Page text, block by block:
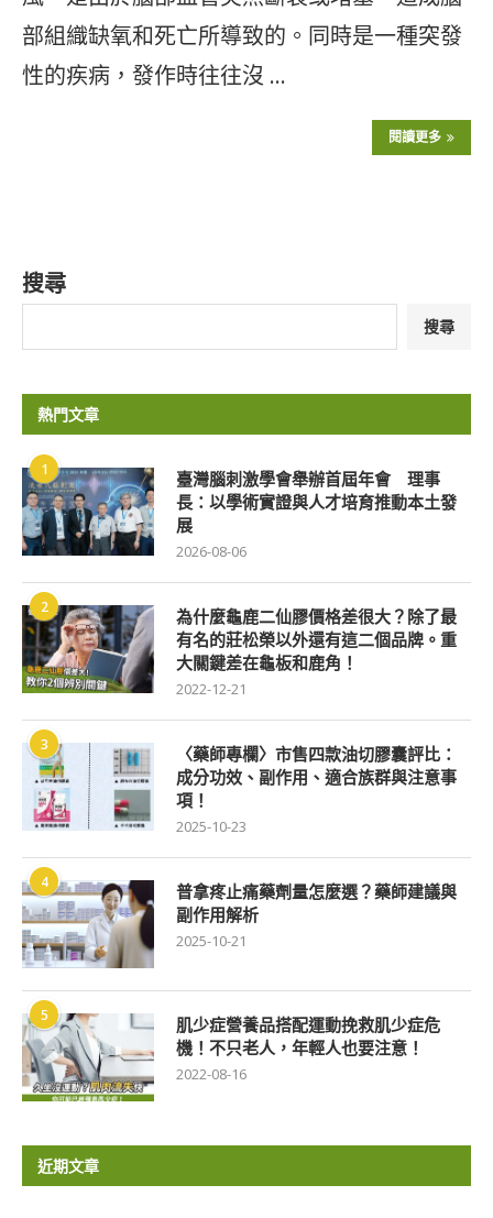
部組織缺氧和死亡所導致的。同時是一種突發
性的疾病，發作時往往沒 …
閱讀更多
搜尋
搜尋
熱門文章
1
臺灣腦刺激學會舉辦首屆年會 理事
長：以學術實證與人才培育推動本土發
展
2026-08-06
2
為什麼龜鹿二仙膠價格差很大？除了最
有名的莊松榮以外還有這二個品牌。重
大關鍵差在龜板和鹿角！
2022-12-21
3
〈藥師專欄〉市售四款油切膠囊評比：
成分功效、副作用、適合族群與注意事
項！
2025-10-23
4
普拿疼止痛藥劑量怎麼選？藥師建議與
副作用解析
2025-10-21
5
肌少症營養品搭配運動挽救肌少症危
機！不只老人，年輕人也要注意！
2022-08-16
近期文章